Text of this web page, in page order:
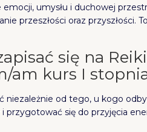
umysłu i duchowej
przeszłości oraz przyszłości.
się na
am kurs I
niezależnie od tego, u kogo
przygotować się do przyjęcia